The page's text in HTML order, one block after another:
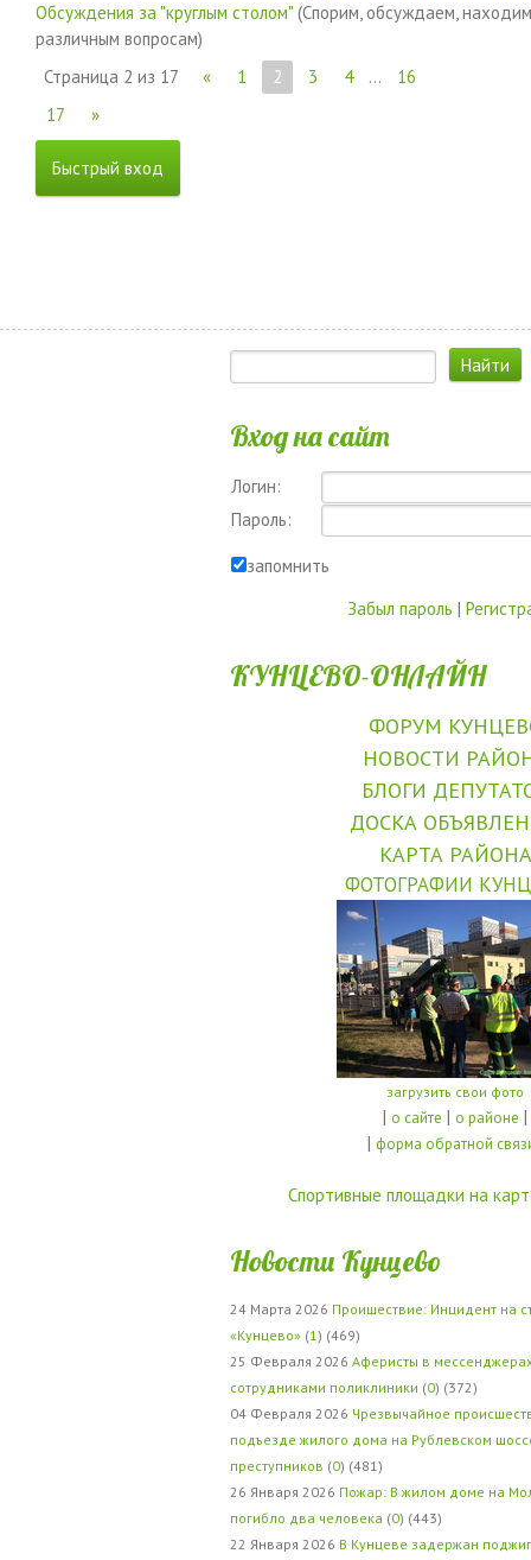
Обсуждения за "круглым столом" (Спорим, обсуждаем,
различным вопросам)
Страница 2 из 17 « 1 2 3 4 …
16
17
»
Вход на сайт
Логин:
Пароль:
запомнить
Забыл пароль |
КУНЦЕВО-ОНЛАЙН
ФОРУМ
НОВОСТИ
БЛОГИ
ДОСКА
КАРТА РАЙОНА
ФОТОГРАФИИ
загрузить свои фото
| о сайте | о районе |
| форма обратной
Спортивные площадки на
Новости Кунцево
24 Марта 2026 Проишествие: Инцидент на
«Кунцево» (1 ) (469)
25 Февраля 2026 Аферисты в
сотрудниками поликлиники (0) (372)
04 Февраля 2026 Чрезвычайное
подъезде жилого дома на Рублевском
преступников (0) (481)
26 Января 2026 Пожар: В жилом доме на
погибло два человека (0) (443)
22 Января 2026 В Кунцеве задержан